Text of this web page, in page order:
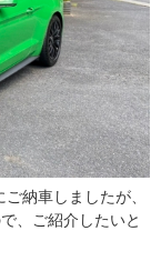
納車しましたが、
、ご紹介したいと